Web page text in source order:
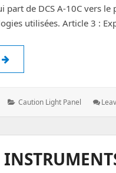
de DCS A-10C vers le
utilisées. Article 3 :
DCS A-10C : Caution Light
Categories:
Caution Light Panel